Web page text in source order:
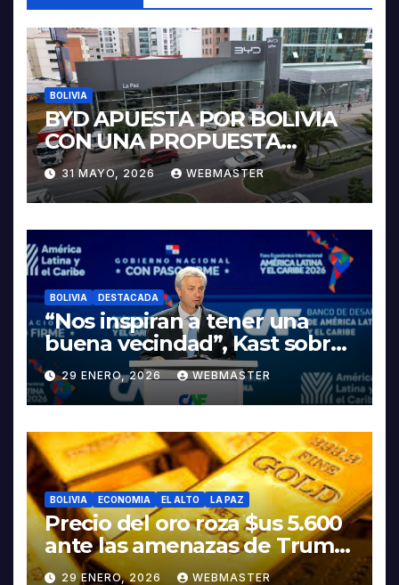
BOLIVIA
BYD APUESTA POR BOLIVIA
CON UNA PROPUESTA
INTEGRAL PARA IMPULSAR
LA ELECTROMOVILIDAD Y LA
INDUSTRIALIZACIÓN DEL
LITIO
31 MAYO, 2026 WEBMASTER
BOLIVIA DESTACADA
“Nos inspiran a tener una
buena vecindad”, Kast sobre
discurso del presidente
Rodrigo Paz
29 ENERO, 2026 WEBMASTER
BOLIVIA ECONOMIA EL ALTO LA PAZ
Precio del oro roza $us 5.600
ante las amenazas de Trump
contra Irán
29 ENERO, 2026 WEBMASTER